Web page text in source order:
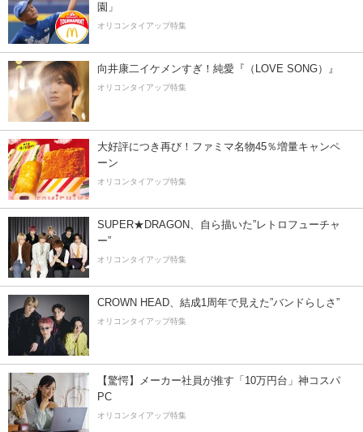
園」
オリコンタイアップ特集
向井康二イケメンすぎ！純愛『（LOVE SONG）』
オリコンタイアップ特集
大好評につき再び！ファミマ名物45％増量キャンペ
ーン
オリコンタイアップ特集
SUPER★DRAGON、自ら描いた”レトロフューチャ
ー”
オリコンタイアップ特集
CROWN HEAD、結成1周年で見えた”バンドらしさ”
オリコンタイアップ特集
【驚愕】メーカー社員が推す「10万円台」神コスパ
PC
オリコンタイアップ特集